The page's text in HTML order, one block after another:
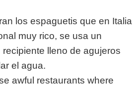
los espaguetis que en Italia
muy rico, se usa un
lleno de agujeros
el agua.
awful restaurants where